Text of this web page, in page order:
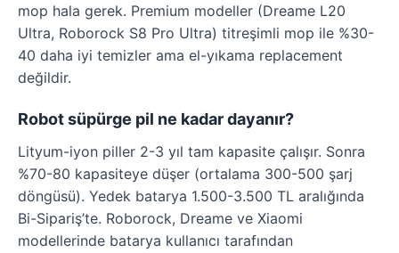
mop hala gerek. Premium modeller (Dreame L20
Ultra, Roborock S8 Pro Ultra) titreşimli mop ile %30-
40 daha iyi temizler ama el-yıkama replacement
değildir.
Robot süpürge pil ne kadar dayanır?
Lityum-iyon piller 2-3 yıl tam kapasite çalışır. Sonra
%70-80 kapasiteye düşer (ortalama 300-500 şarj
döngüsü). Yedek batarya 1.500-3.500 TL aralığında
Bi-Sipariş’te. Roborock, Dreame ve Xiaomi
modellerinde batarya kullanıcı tarafından